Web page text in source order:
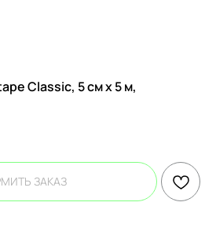
Classic, 5 см х 5 м,
ЗАКАЗ